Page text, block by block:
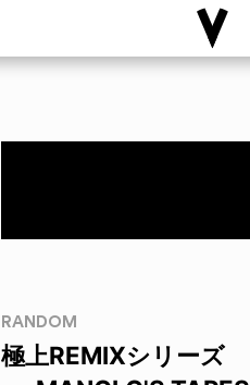
RANDOM
極上REMIXシリーズ